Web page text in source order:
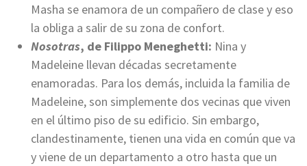
Masha se enamora de un compañero de clase y eso
la obliga a salir de su zona de confort.
Nosotras, de Filippo Meneghetti: Nina y
Madeleine llevan décadas secretamente
enamoradas. Para los demás, incluida la familia de
Madeleine, son simplemente dos vecinas que viven
en el último piso de su edificio. Sin embargo,
clandestinamente, tienen una vida en común que va
y viene de un departamento a otro hasta que un